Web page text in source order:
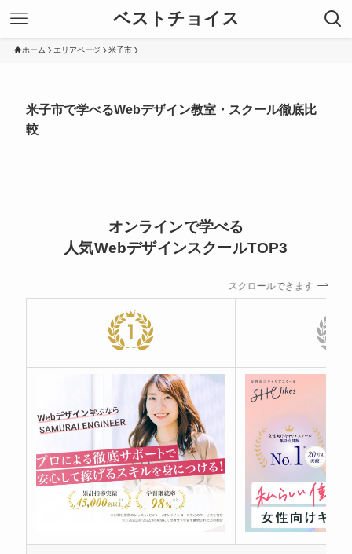
ベストチョイス
ホーム エリアページ 米子市
米子市で学べるWebデザイン教室・スクール徹底比
較
オンラインで学べる
人気WebデザインスクールTOP3
スクロールできます